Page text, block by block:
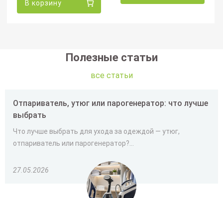
В корзину
Полезные статьи
все статьи
Отпариватель, утюг или парогенератор: что лучше
выбрать
Что лучше выбрать для ухода за одеждой — утюг,
отпариватель или парогенератор?...
27.05.2026